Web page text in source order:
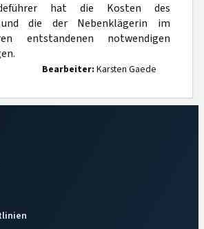
hat die Kosten des
die der Nebenklägerin im
entstandenen notwendigen
Bearbeiter: Karsten Gaede